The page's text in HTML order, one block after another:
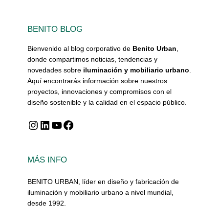
BENITO BLOG
Bienvenido al blog corporativo de Benito Urban
donde compartimos noticias, tendencias y
novedades sobre iluminación y mobiliario urbano
Aquí encontrarás información sobre nuestros
proyectos, innovaciones y compromisos con el
diseño sostenible y la calidad en el espacio público.
Instagram LinkedIn YouTube Facebook
MÁS INFO
BENITO URBAN, líder en diseño y fabricación de
iluminación y mobiliario urbano a nivel mundial,
desde 1992.